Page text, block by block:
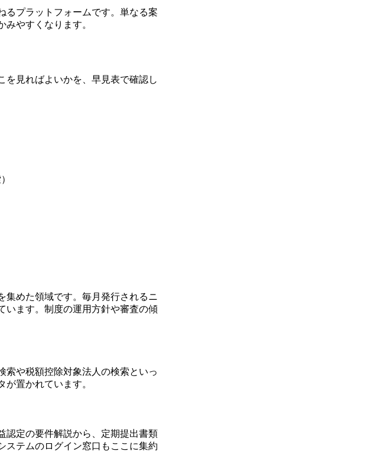
るプラットフォームです。単なる案
やすくなります。
を見ればよいかを、早見表で確認し
集めた領域です。毎月発行されるニ
います。制度の運用方針や審査の傾
索や税額控除対象法人の検索といっ
置かれています。
認定の要件解説から、定期提出書類
ステムのログイン窓口もここに集約